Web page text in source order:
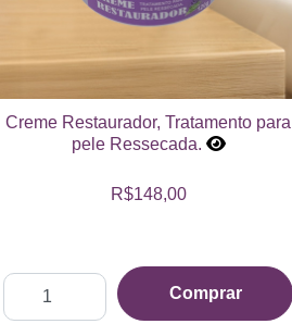
Creme Restaurador, Tratamento para
pele Ressecada.
R$148,00
Comprar